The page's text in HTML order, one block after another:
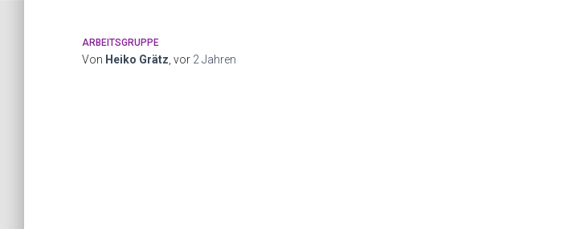
ARBEITSGRUPPE
Von Heiko Grätz , vor 2 Jahren